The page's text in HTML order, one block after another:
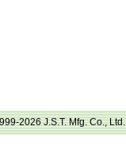
2026 J.S.T. Mfg. Co., Ltd.